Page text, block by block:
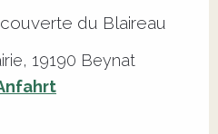
du Blaireau
19190 Beynat